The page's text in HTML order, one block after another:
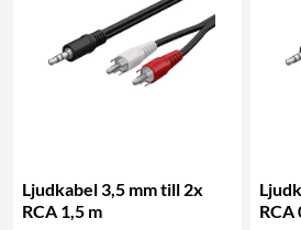
Ljudkabel 3,5 mm till 2x
RCA 1,5 m
RCA